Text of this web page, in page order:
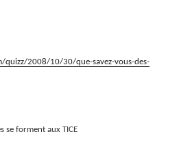
quizz/2008/10/30/que-savez-vous-des-
se forment aux TICE